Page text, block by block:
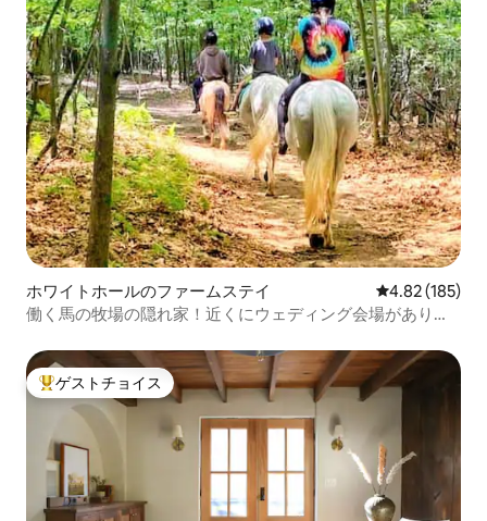
ホワイトホールのファームステイ レビュー185
4.82 (185)
働く馬の牧場の隠れ家！近くにウェディング会場がありま
大好評のゲストチョイスです。
ゲストチョイス